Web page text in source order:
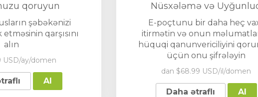
qoruyun
şəbəkənizi
qarşısını
alın
USD/ay/domen
Al
Nüsxələmə və
E-poçtunu bir daha heç
itirmətin və onun
hüquqi qanunvericiliyini
üçün onu şifrələyin
dan $68.99 USD/il/domen
Daha ətraflı Al